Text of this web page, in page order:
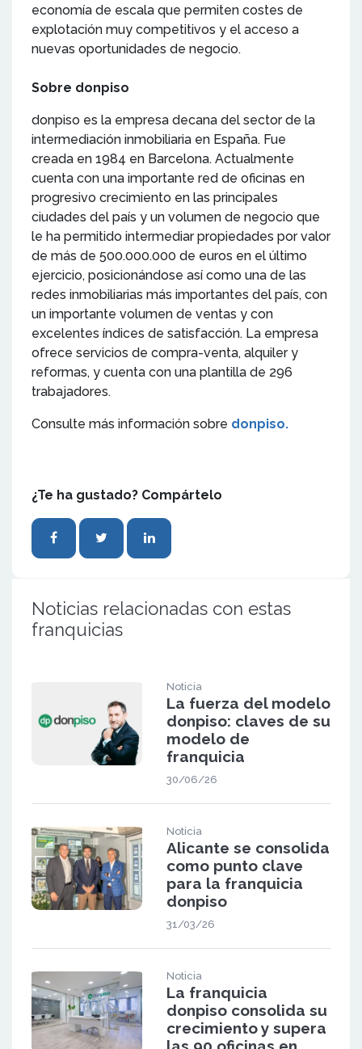
economía de escala que permiten costes de
explotación muy competitivos y el acceso a
nuevas oportunidades de negocio.
Sobre donpiso
donpiso es la empresa decana del sector de la
intermediación inmobiliaria en España. Fue
creada en 1984 en Barcelona. Actualmente
cuenta con una importante red de oficinas en
progresivo crecimiento en las principales
ciudades del país y un volumen de negocio que
le ha permitido intermediar propiedades por valor
de más de 500.000.000 de euros en el último
ejercicio, posicionándose así como una de las
redes inmobiliarias más importantes del país, con
un importante volumen de ventas y con
excelentes índices de satisfacción. La empresa
ofrece servicios de compra-venta, alquiler y
reformas, y cuenta con una plantilla de 296
trabajadores.
Consulte más información sobre donpiso.
¿Te ha gustado? Compártelo
Noticias relacionadas con estas
franquicias
Noticia
La fuerza del modelo
donpiso: claves de su
modelo de
franquicia
30/06/26
Noticia
Alicante se consolida
como punto clave
para la franquicia
donpiso
31/03/26
Noticia
La franquicia
donpiso consolida su
crecimiento y supera